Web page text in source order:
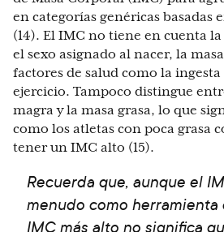
en categorías genéricas basadas
(14). El IMC no tiene en cuenta
el sexo asignado al nacer, la
factores de salud como la
ejercicio. Tampoco distingue
magra y la masa grasa, lo que
como los atletas con poca grasa
tener un IMC alto (15).
Recuerda que, aunque el
menudo como
IMC más alto no significa